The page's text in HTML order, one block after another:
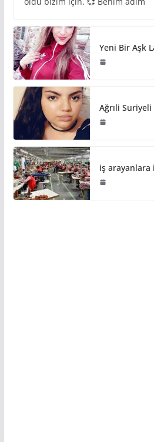
Yeni Bir Aşk
Ağrıli
iş arayanlara